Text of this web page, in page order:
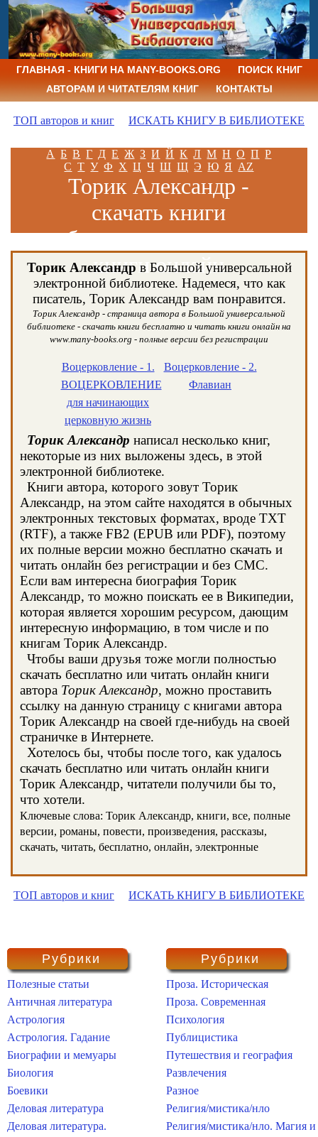
ГЛАВНАЯ - КНИГИ НА MANY-BOOKS.ORG
ПОИСК КНИГ
АВТОРАМ И ЧИТАТЕЛЯМ КНИГ
КОНТАКТЫ
ТОП авторов и книг ИСКАТЬ КНИГУ В БИБЛИОТЕКЕ
А Б В Г Д Е Ж З И Й К Л М Н О П Р
С Т У Ф Х Ц Ч Ш Щ Э Ю Я AZ
Торик Александр -
скачать книги
бесплатно и читать
книги онлайн
Торик Александр в Большой универсальной
электронной библиотеке. Надемеся, что как
писатель, Торик Александр вам понравится.
Торик Александр - страница автора в Большой универсальной
библиотеке - скачать книги бесплатно и читать книги онлайн на
www.many-books.org - полные версии без регистрации
Воцерковление - 1.
ВОЦЕРКОВЛЕНИЕ
для начинающих
церковную жизнь
Воцерковление - 2.
Флавиан
Торик Александр написал несколько книг,
некоторые из них выложены здесь, в этой
электронной библиотеке.
Книги автора, которого зовут Торик
Александр, на этом сайте находятся в обычных
электронных текстовых форматах, вроде TXT
(RTF), а также FB2 (EPUB или PDF), поэтому
их полные версии можно бесплатно скачать и
читать онлайн без регистрации и без СМС.
Если вам интересна биография Торик
Александр, то можно поискать ее в Википедии,
которая является хорошим ресурсом, дающим
интересную информацию, в том числе и по
книгам Торик Александр.
Чтобы ваши друзья тоже могли полностью
скачать бесплатно или читать онлайн книги
автора Торик Александр, можно проставить
ссылку на данную страницу с книгами автора
Торик Александр на своей где-нибудь на своей
страничке в Интернете.
Хотелось бы, чтобы после того, как удалось
скачать бесплатно или читать онлайн книги
Торик Александр, читатели получили бы то,
что хотели.
Ключевые слова: Торик Александр, книги, все, полные
версии, романы, повести, произведения, рассказы,
скачать, читать, бесплатно, онлайн, электронные
ТОП авторов и книг ИСКАТЬ КНИГУ В БИБЛИОТЕКЕ
Рубрики
Полезные статьи
Античная литература
Астрология
Астрология. Гадание
Биографии и мемуары
Биология
Боевики
Деловая литература
Деловая литература.
Рубрики
Проза. Историческая
Проза. Современная
Психология
Публицистика
Путешествия и география
Развлечения
Разное
Религия/мистика/нло
Религия/мистика/нло. Магия и